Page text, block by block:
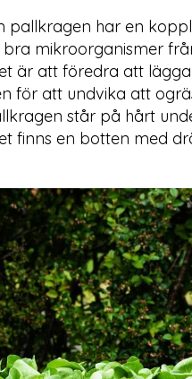
pallkragen har en
mikroorganismer
är att föredra att
för att undvika att
står på hårt
finns en botten med